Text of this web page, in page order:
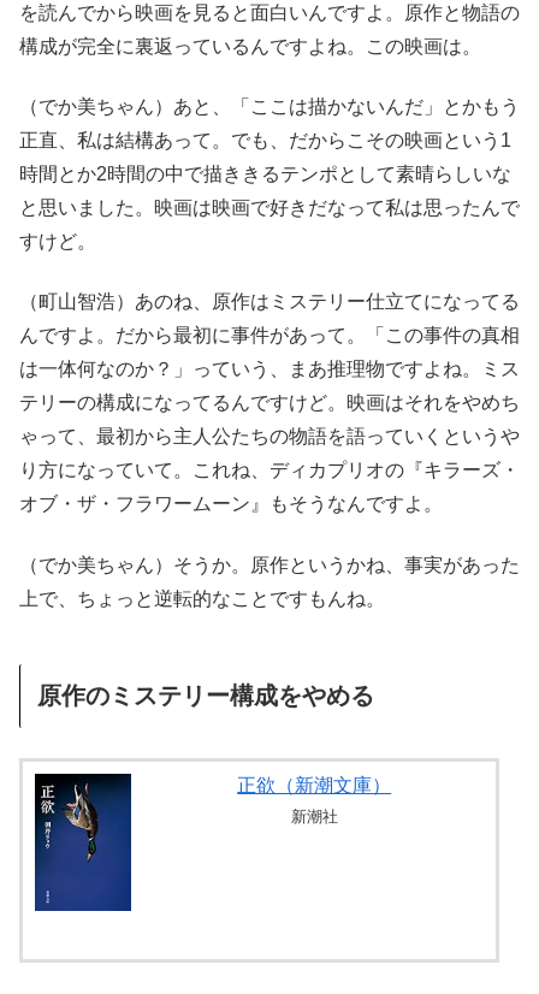
を読んでから映画を見ると面白いんですよ。原作と物語の
構成が完全に裏返っているんですよね。この映画は。
（でか美ちゃん）あと、「ここは描かないんだ」とかもう
正直、私は結構あって。でも、だからこその映画という1
時間とか2時間の中で描ききるテンポとして素晴らしいな
と思いました。映画は映画で好きだなって私は思ったんで
すけど。
（町山智浩）あのね、原作はミステリー仕立てになってる
んですよ。だから最初に事件があって。「この事件の真相
は一体何なのか？」っていう、まあ推理物ですよね。ミス
テリーの構成になってるんですけど。映画はそれをやめち
ゃって、最初から主人公たちの物語を語っていくというや
り方になっていて。これね、ディカプリオの『キラーズ・
オブ・ザ・フラワームーン』もそうなんですよ。
（でか美ちゃん）そうか。原作というかね、事実があった
上で、ちょっと逆転的なことですもんね。
原作のミステリー構成をやめる
正欲（新潮文庫）
新潮社